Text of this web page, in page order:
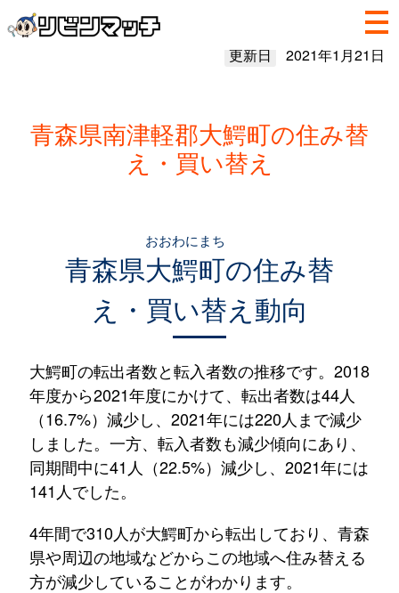
更新日 2021年1月21日
青森県南津軽郡大鰐町の住み替
え・買い替え
青森県大鰐町
おおわにまち
の住み替
え・買い替え動向
大鰐町の転出者数と転入者数の推移です。2018
年度から2021年度にかけて、転出者数は44人
（16.7%）減少し、2021年には220人まで減少
しました。一方、転入者数も減少傾向にあり、
同期間中に41人（22.5%）減少し、2021年には
141人でした。
4年間で310人が大鰐町から転出しており、青森
県や周辺の地域などからこの地域へ住み替える
方が減少していることがわかります。